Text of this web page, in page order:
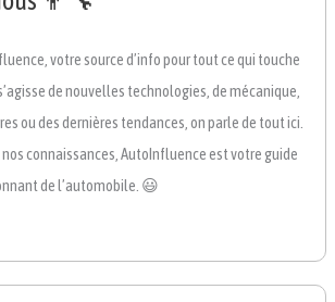
votre source d’info pour tout ce qui touche
de nouvelles technologies, de mécanique,
ou des dernières tendances, on parle de tout ici.
connaissances, AutoInfluence est votre guide
de l’automobile. 😃